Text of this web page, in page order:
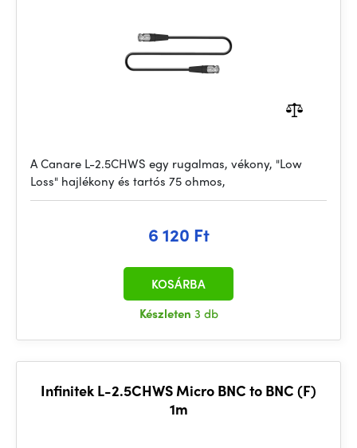
A Canare L-2.5CHWS egy rugalmas, vékony, "Low
Loss" hajlékony és tartós 75 ohmos,
6 120 Ft
Készleten 3 db
KOSÁRBA
Infinitek L-2.5CHWS Micro BNC to BNC (F)
1m